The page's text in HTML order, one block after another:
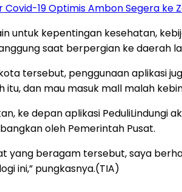
Covid-19 Optimis Ambon Segera ke
untuk kepentingan kesehatan,
saat berpergian ke daerah
tersebut, penggunaan aplikasi
itu, dan mau masuk mall malah
ke depan aplikasi
oleh Pemerintah Pusat.
yang beragam tersebut, saya
ini,” pungkasnya.(TIA)